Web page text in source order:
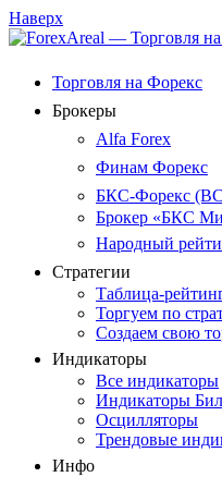
Наверх
Торговля на Форекс
Брокеры
Alfa Forex
Финам Форекс
БКС-Форекс
Брокер «БКС
Народный
Стратегии
Таблица-
Торгуем по
Создаем свою
Индикаторы
Все индикаторы
Индикаторы
Осцилляторы
Трендовые
Инфо